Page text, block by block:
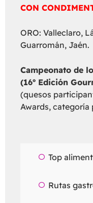
CON
ORO: Valleclaro,
Guarromán, Jaén.
Campeonato de
(16º Edición
(quesos
Awards,
Top
Rutas